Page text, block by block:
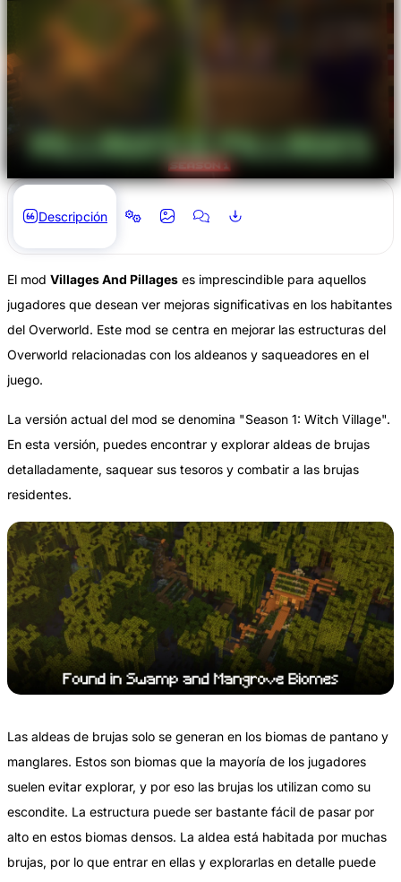
Descripción
El mod Villages And Pillages es imprescindible para aquellos
jugadores que desean ver mejoras significativas en los habitantes
del Overworld. Este mod se centra en mejorar las estructuras del
Overworld relacionadas con los aldeanos y saqueadores en el
juego.
La versión actual del mod se denomina "Season 1: Witch Village".
En esta versión, puedes encontrar y explorar aldeas de brujas
detalladamente, saquear sus tesoros y combatir a las brujas
residentes.
Las aldeas de brujas solo se generan en los biomas de pantano y
manglares. Estos son biomas que la mayoría de los jugadores
suelen evitar explorar, y por eso las brujas los utilizan como su
escondite. La estructura puede ser bastante fácil de pasar por
alto en estos biomas densos. La aldea está habitada por muchas
brujas, por lo que entrar en ellas y explorarlas en detalle puede